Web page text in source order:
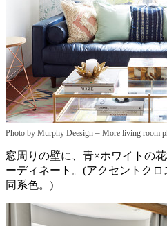
Photo by Murphy Deesign – More living room
窓周りの壁に、青×ホワイトの
ーディネート。(アクセントク
同系色。)